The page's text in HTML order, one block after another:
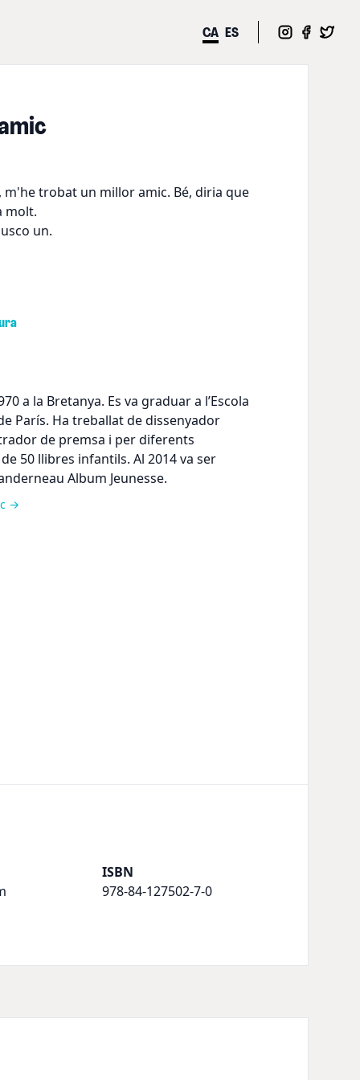
CA ES
trobat un millor amic. Bé, diria que
molt.
un.
a la Bretanya. Es va graduar a l’Escola
París. Ha treballat de dissenyador
de premsa i per diferents
50 llibres infantils. Al 2014 va ser
Album Jeunesse.
→
ISBN
978-84-127502-7-0